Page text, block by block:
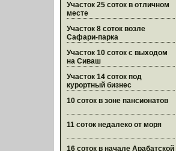
Участок 25 соток в отличном
месте
Участок 8 соток возле
Сафари-парка
Участок 10 соток с выходом
на Сиваш
Участок 14 соток под
курортный бизнес
10 соток в зоне пансионатов
11 соток недалеко от моря
16 соток в начале Арабатской